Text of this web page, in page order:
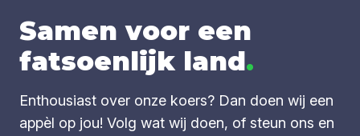
Samen voor een
fatsoenlijk land.
Enthousiast over onze koers? Dan doen wij een
appèl op jou! Volg wat wij doen, of steun ons en